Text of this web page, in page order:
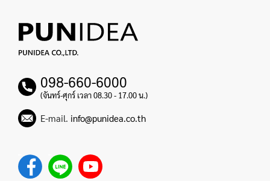
098-660-6000
(จันทร์-ศุกร์ เวลา 08.30 - 17.00 น.)
E-mail. info@punidea.co.th